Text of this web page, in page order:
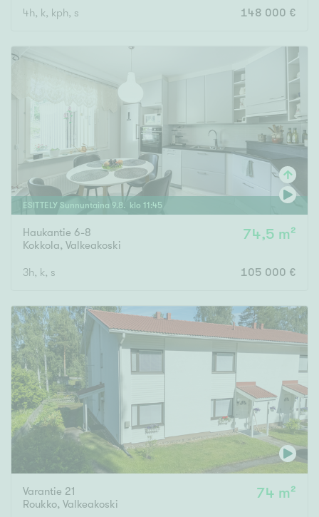
Rakennusvuosi
Vain uudiskohteet Ei uudiskohteita
Arvokohteet
Vain arvokohteet Ei arvokohteita
Kunto
Tyydyttävä
Välttävä
Ominaisuudet
Hissi
Järvi- tai merinäköala
Oma ranta
Oma sauna
4h, k, kph, s 148 000 €
ESITTELY Sunnuntaina 9.8. klo 11:45
Haukantie 6-8
Kokkola, Valkeakoski
74,5 m²
3h, k, s 105 000 €
Varantie 21
Roukko, Valkeakoski
74 m²